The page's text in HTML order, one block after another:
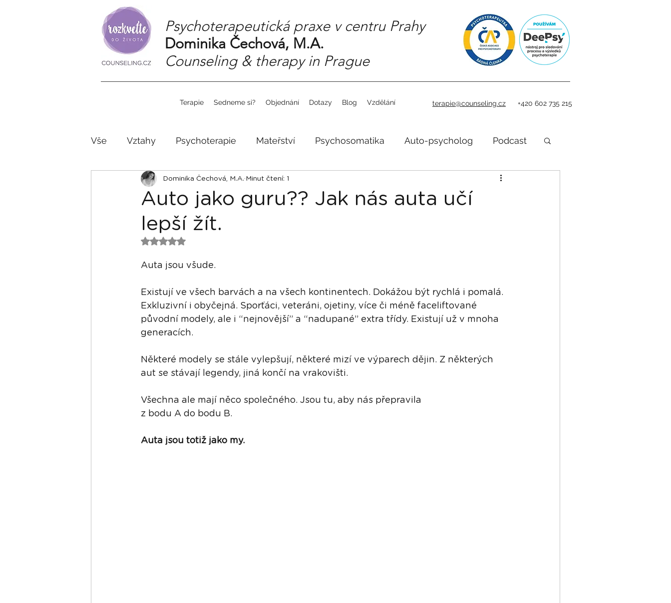
Psychoterapeutická praxe v centru Prahy
Dominika Čechová, M.A.
Counseling & therapy in Prague
Terapie Sedneme si? Objednání Dotazy Blog Vzdělání terapie@counseling.cz +420 602 735 215
Vše Vztahy Psychoterapie Mateřství Psychosomatika Auto-psycholog Podcast
Psychoterapie v ČR
Auto jako guru?? Jak nás auta učí
lepší žít.
Dominika Čechová, M.A. Minut čtení: 1
Hodnoceno NaN z 5 hvězdiček.
Auta jsou všude.
Existují ve všech barvách a na všech kontinentech. Dokážou být rychlá i pomalá.
Exkluzivní i obyčejná. Sporťáci, veteráni, ojetiny, více či méně faceliftované
původní modely, ale i “nejnovější” a “nadupané” extra třídy. Existují už v mnoha
generacích.
Některé modely se stále vylepšují, některé mizí ve výparech dějin. Z některých
aut se stávají legendy, jiná končí na vrakovišti.
Všechna ale mají něco společného. Jsou tu, aby nás přepravila
z bodu A do bodu B.
Auta jsou totiž jako my.